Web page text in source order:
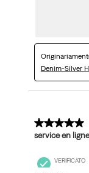
Denim-Silver
5 su 5 stelle.
service en ligne
VERIFICATO